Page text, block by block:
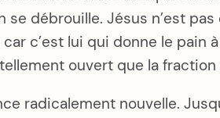
se débrouille. Jésus n’est
c’est lui qui donne le
ouvert que la
radicalement nouvelle.